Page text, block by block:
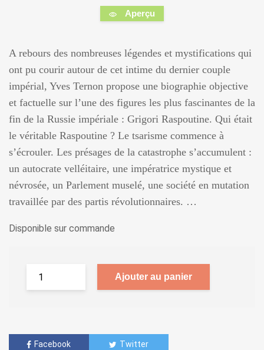
Aperçu
A rebours des nombreuses légendes et mystifications qui
ont pu courir autour de cet intime du dernier couple
impérial, Yves Ternon propose une biographie objective
et factuelle sur l’une des figures les plus fascinantes de la
fin de la Russie impériale : Grigori Raspoutine. Qui était
le véritable Raspoutine ? Le tsarisme commence à
s’écrouler. Les présages de la catastrophe s’accumulent :
un autocrate velléitaire, une impératrice mystique et
névrosée, un Parlement muselé, une société en mutation
travaillée par des partis révolutionnaires. …
Disponible sur commande
Ajouter au panier
Facebook Twitter